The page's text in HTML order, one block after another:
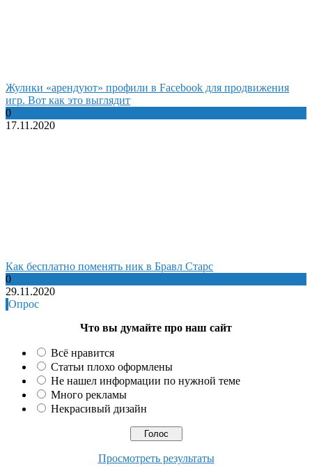
Жулики «арендуют» профили в Facebook для продвижения
игр. Вот как это выглядит
0
17.11.2020
Как бесплатно поменять ник в Бравл Старс
0
29.11.2020
Опрос
Что вы думайте про наш сайт
Всё нравится
Статьи плохо оформлены
Не нашел информации по нужной теме
Много рекламы
Некрасивый дизайн
Просмотреть результаты